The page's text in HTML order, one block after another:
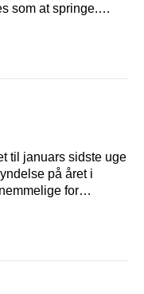
som at springe.…
til januars sidste uge
på året i
for…